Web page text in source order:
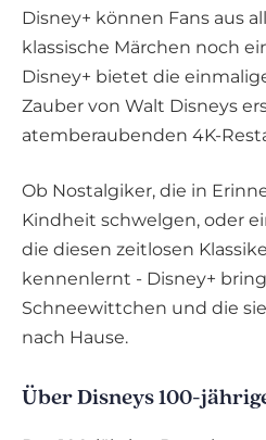
Disney+ können Fans aus
klassische Märchen noch
Disney+ bietet die
Zauber von Walt Disneys
atemberaubenden 4K-
Ob Nostalgiker, die in
Kindheit schwelgen, oder
die diesen zeitlosen
kennenlernt - Disney+
Schneewittchen und die
nach Hause.
Über Disneys 100-